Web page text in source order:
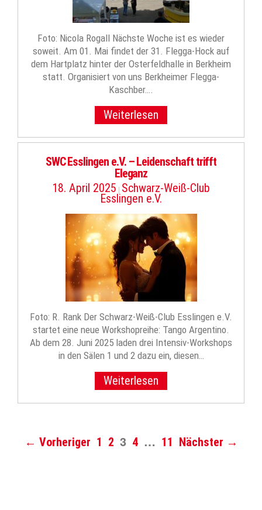
Foto: Nicola Rogall Nächste Woche ist es wieder
soweit. Am 01. Mai findet der 31. Flegga-Hock auf
dem Hartplatz hinter der Osterfeldhalle in Berkheim
statt. Organisiert von uns Berkheimer Flegga-
Kaschber….
Weiterlesen
SWC Esslingen e.V. – Leidenschaft trifft
Eleganz
18. April 2025 | Schwarz-Weiß-Club
Esslingen e.V.
Foto: R. Rank Der Schwarz-Weiß-Club Esslingen e.V.
startet eine neue Workshopreihe: Tango Argentino.
Ab dem 28. Juni 2025 laden drei Intensiv-Workshops
in den Sälen 1 und 2 dazu ein, diesen…
Weiterlesen
← Vorheriger 1 2 3 4 … 11 Nächster →